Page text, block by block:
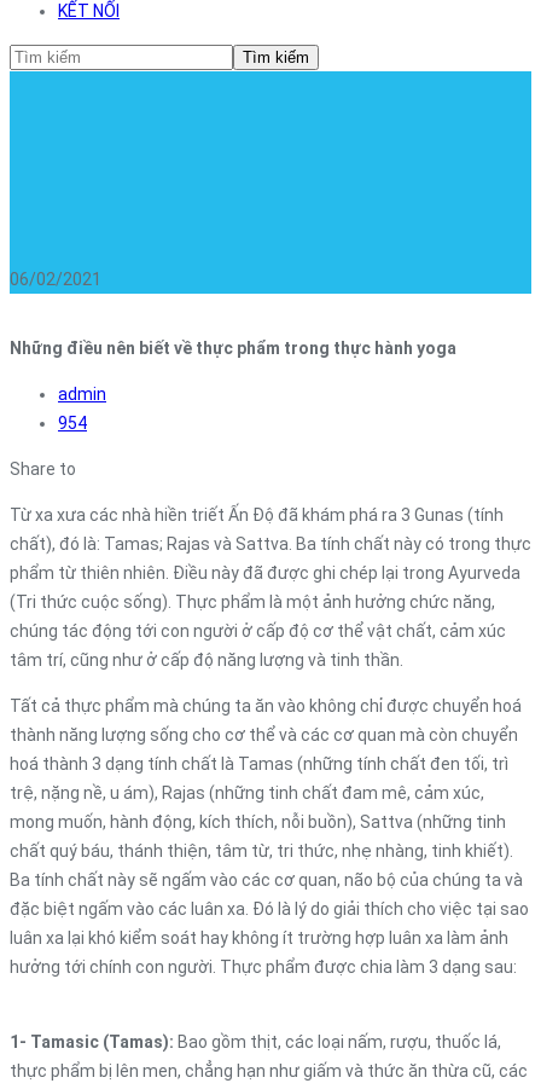
KẾT NỐI
Tìm kiếm
06/02/2021
Những điều nên biết về thực phẩm trong thực hành yoga
admin
954
Share to
Từ xa xưa các nhà hiền triết Ấn Độ đã khám phá ra 3 Gunas (tính
chất), đó là: Tamas; Rajas và Sattva. Ba tính chất này có trong thực
phẩm từ thiên nhiên. Điều này đã được ghi chép lại trong Ayurveda
(Tri thức cuộc sống). Thực phẩm là một ảnh hưởng chức năng,
chúng tác động tới con người ở cấp độ cơ thể vật chất, cảm xúc
tâm trí, cũng như ở cấp độ năng lượng và tinh thần.
Tất cả thực phẩm mà chúng ta ăn vào không chỉ được chuyển hoá
thành năng lượng sống cho cơ thể và các cơ quan mà còn chuyển
hoá thành 3 dạng tính chất là Tamas (những tính chất đen tối, trì
trệ, nặng nề, u ám), Rajas (những tinh chất đam mê, cảm xúc,
mong muốn, hành động, kích thích, nỗi buồn), Sattva (những tinh
chất quý báu, thánh thiện, tâm từ, tri thức, nhẹ nhàng, tinh khiết).
Ba tính chất này sẽ ngấm vào các cơ quan, não bộ của chúng ta và
đặc biệt ngấm vào các luân xa. Đó là lý do giải thích cho việc tại sao
luân xa lại khó kiểm soát hay không ít trường hợp luân xa làm ảnh
hưởng tới chính con người. Thực phẩm được chia làm 3 dạng sau:
1- Tamasic (Tamas): Bao gồm thịt, các loại nấm, rượu, thuốc lá,
thực phẩm bị lên men, chẳng hạn như giấm và thức ăn thừa cũ, các